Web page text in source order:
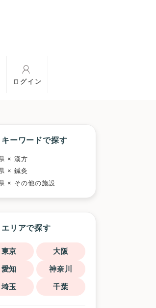
ログイン
キーワードで探す
× 漢方
× 鍼灸
× その他の施設
エリアで探す
東京 大阪
愛知 神奈川
埼玉 千葉